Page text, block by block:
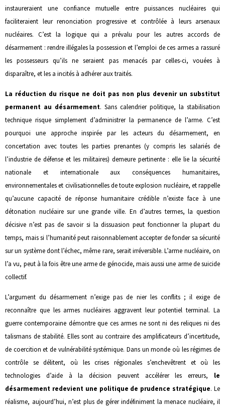
instaureraient une confiance mutuelle entre puissances nucléaires qui
faciliteraient leur renonciation progressive et contrôlée à leurs arsenaux
nucléaires. C’est la logique qui a prévalu pour les autres accords de
désarmement : rendre illégales la possession et l’emploi de ces armes a rassuré
les possesseurs qu’ils ne seraient pas menacés par celles-ci, vouées à
disparaître, et les a incités à adhérer aux traités.
La réduction du risque ne doit pas non plus devenir un substitut
permanent au désarmement. Sans calendrier politique, la stabilisation
technique risque simplement d’administrer la permanence de l’arme. C’est
pourquoi une approche inspirée par les acteurs du désarmement, en
concertation avec toutes les parties prenantes (y compris les salariés de
l’industrie de défense et les militaires) demeure pertinente : elle lie la sécurité
nationale et internationale aux conséquences humanitaires,
environnementales et civilisationnelles de toute explosion nucléaire, et rappelle
qu’aucune capacité de réponse humanitaire crédible n’existe face à une
détonation nucléaire sur une grande ville. En d’autres termes, la question
décisive n’est pas de savoir si la dissuasion peut fonctionner la plupart du
temps, mais si l’humanité peut raisonnablement accepter de fonder sa sécurité
sur un système dont l’échec, même rare, serait irréversible. L’arme nucléaire, on
l’a vu, peut à la fois être une arme de génocide, mais aussi une arme de suicide
collectif.
L’argument du désarmement n’exige pas de nier les conflits ; il exige de
reconnaître que les armes nucléaires aggravent leur potentiel terminal. La
guerre contemporaine démontre que ces armes ne sont ni des reliques ni des
talismans de stabilité. Elles sont au contraire des amplificateurs d’incertitude,
de coercition et de vulnérabilité systémique. Dans un monde où les régimes de
contrôle se délitent, où les crises régionales s’enchevêtrent et où les
technologies d’aide à la décision peuvent accélérer les erreurs, le
désarmement redevient une politique de prudence stratégique. Le
réalisme, aujourd’hui, n’est plus de gérer indéfiniment la menace nucléaire, il